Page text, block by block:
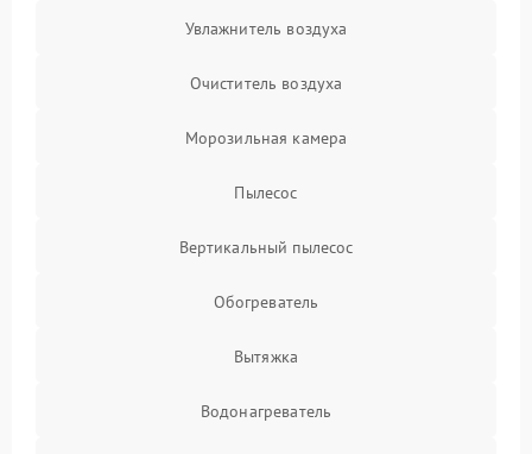
Увлажнитель воздуха
Очиститель воздуха
Морозильная камера
Пылесос
Вертикальный пылесос
Обогреватель
Вытяжка
Водонагреватель